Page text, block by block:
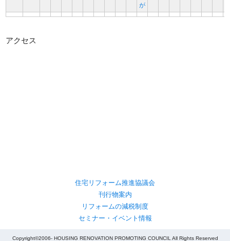
が
アクセス
住宅リフォーム推進協議会
刊行物案内
リフォームの減税制度
セミナー・イベント情報
Copyright©2006- HOUSING RENOVATION PROMOTING COUNCIL All Rights Reserved